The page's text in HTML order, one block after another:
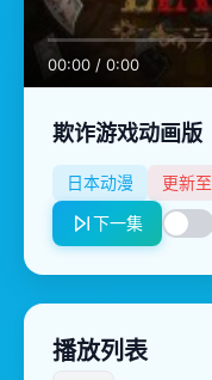
00:00 / 0:00
欺诈游戏动画版
日本动漫 更新
下一集
播放列表